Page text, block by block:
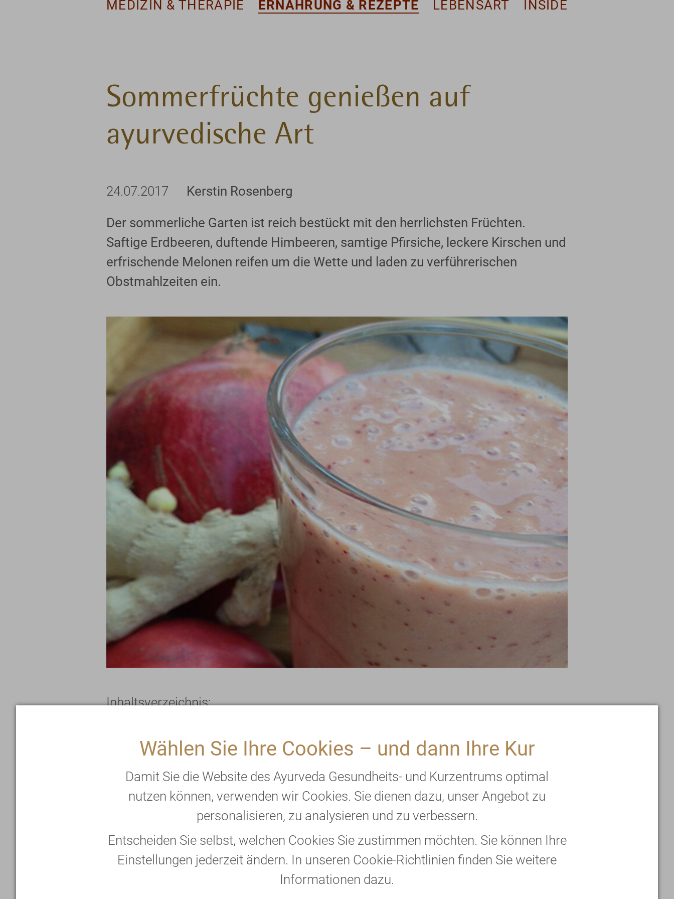
Wählen Sie Ihre Cookies – und dann Ihre Kur
Damit Sie die Website des Ayurveda Gesundheits- und Kurzentrums optimal
nutzen können, verwenden wir Cookies. Sie dienen dazu, unser Angebot zu
personalisieren, zu analysieren und zu verbessern.
Entscheiden Sie selbst, welchen Cookies Sie zustimmen möchten. Sie können Ihre
Einstellungen jederzeit ändern. In unseren Cookie-Richtlinien finden Sie weitere
Informationen dazu.
MEDIZIN & THERAPIE ERNÄHRUNG & REZEPTE LEBENSART INSIDE
Sommerfrüchte genießen auf
ayurvedische Art
24.07.2017 Kerstin Rosenberg
Der sommerliche Garten ist reich bestückt mit den herrlichsten Früchten.
Saftige Erdbeeren, duftende Himbeeren, samtige Pfirsiche, leckere Kirschen und
erfrischende Melonen reifen um die Wette und laden zu verführerischen
Obstmahlzeiten ein.
Inhaltsverzeichnis:
Süß contra Sauer: Die Wirkung auf die Doshas
Warum der klassische Fruchtshake tabu ist
Rezept-Tipp: Erfrischender Sommer-Smoothie
Nicht alle Sommerfrüchte sind für jedenKonstitutionstyp